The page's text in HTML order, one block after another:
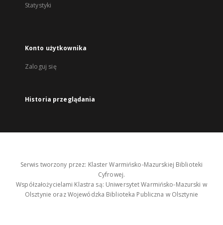
Statystyki
Konto użytkownika
Zaloguj się
Historia przeglądania
Serwis tworzony przez: Klaster Warmińsko-Mazurskiej Biblioteki
Cyfrowej.
Współzałożycielami Klastra są: Uniwersytet Warmińsko-Mazurski w
Olsztynie oraz Wojewódzka Biblioteka Publiczna w Olsztynie